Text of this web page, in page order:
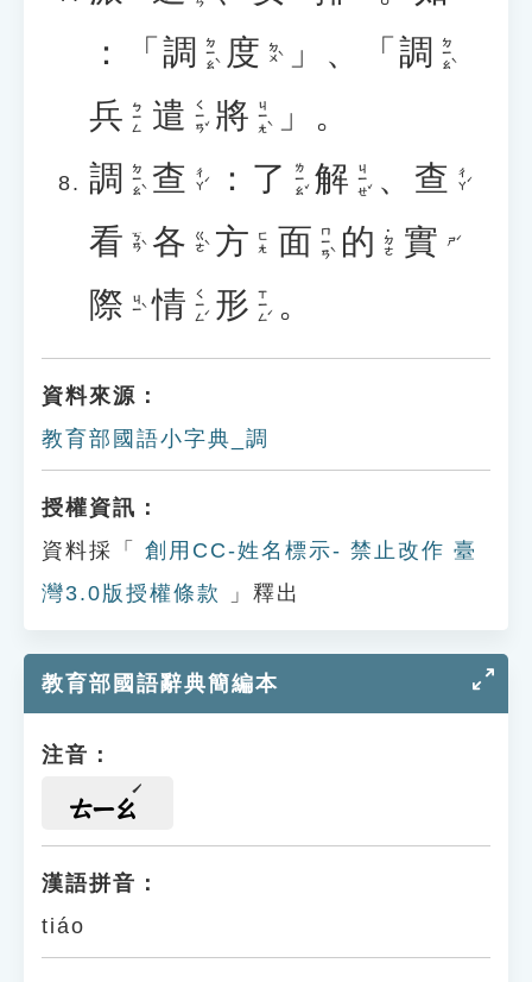
：「 調 ㄉㄧㄠˋ 度 ㄉㄨˋ 」、「 調 ㄉㄧㄠˋ
兵 ㄅㄧㄥ 遣 ㄑㄧㄢˇ 將 ㄐㄧㄤˋ
」。
調 ㄉㄧㄠˋ 查 ㄔㄚˊ ： 了 ㄌㄧㄠˇ 解 ㄐㄧㄝˇ 、 查 ㄔㄚˊ
看 ㄎㄢˋ 各 ㄍㄜˋ 方 ㄈㄤ 面 ㄇㄧㄢˋ 的 ˙ㄉㄜ 實 ㄕˊ
際 ㄐㄧˋ 情 ㄑㄧㄥˊ 形 ㄒㄧㄥˊ 。
資料來源：
教育部國語小字典_調
授權資訊：
資料採「
創用CC-姓名標示- 禁止改作 臺
灣3.0版授權條款
」釋出
教育部國語辭典簡編本
注音：
ㄊㄧㄠ
漢語拼音：
tiáo